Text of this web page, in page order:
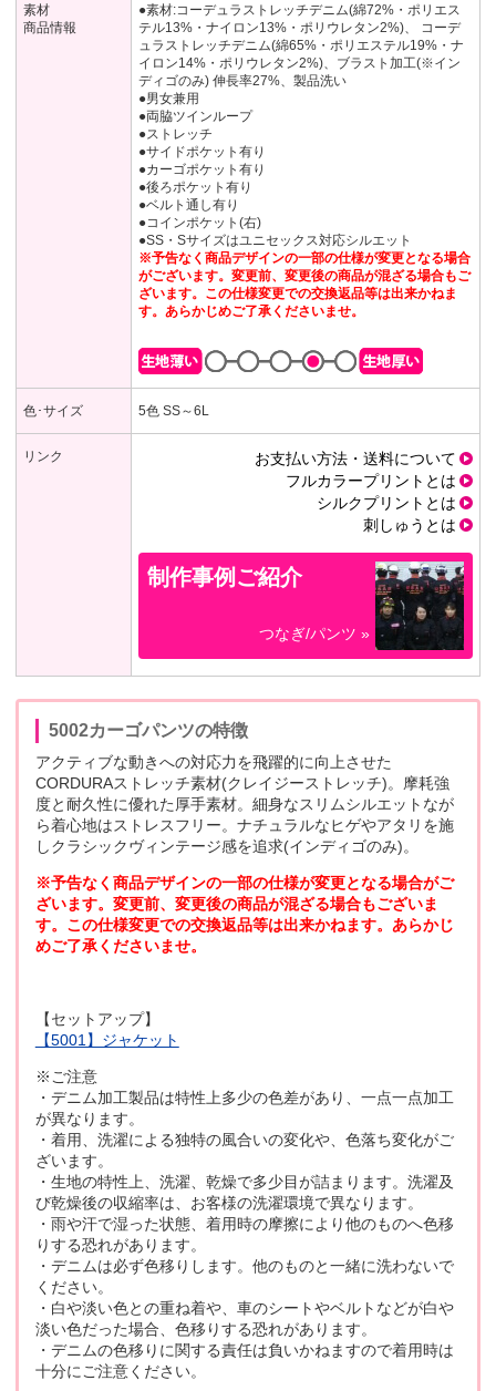
素材
商品情報
●素材:コーデュラストレッチデニム(綿72%・ポリエス
テル13%・ナイロン13%・ポリウレタン2%)、 コーデ
ュラストレッチデニム(綿65%・ポリエステル19%・ナ
イロン14%・ポリウレタン2%)、ブラスト加工(※イン
ディゴのみ) 伸長率27%、製品洗い
●男女兼用
●両脇ツインループ
●ストレッチ
●サイドポケット有り
●カーゴポケット有り
●後ろポケット有り
●ベルト通し有り
●コインポケット(右)
●SS・Sサイズはユニセックス対応シルエット
※予告なく商品デザインの一部の仕様が変更となる場合
がございます。変更前、変更後の商品が混ざる場合もご
ざいます。この仕様変更での交換返品等は出来かねま
す。あらかじめご了承くださいませ。
色･サイズ 5色 SS～6L
リンク
お支払い方法・送料について
フルカラープリントとは
シルクプリントとは
刺しゅうとは
制作事例ご紹介
つなぎ/パンツ »
5002カーゴパンツの特徴
アクティブな動きへの対応力を飛躍的に向上させた
CORDURAストレッチ素材(クレイジーストレッチ)。摩耗強
度と耐久性に優れた厚手素材。細身なスリムシルエットなが
ら着心地はストレスフリー。ナチュラルなヒゲやアタリを施
しクラシックヴィンテージ感を追求(インディゴのみ)。
※予告なく商品デザインの一部の仕様が変更となる場合がご
ざいます。変更前、変更後の商品が混ざる場合もございま
す。この仕様変更での交換返品等は出来かねます。あらかじ
めご了承くださいませ。
【セットアップ】
【5001】ジャケット
※ご注意
・デニム加工製品は特性上多少の色差があり、一点一点加工
が異なります。
・着用、洗濯による独特の風合いの変化や、色落ち変化がご
ざいます。
・生地の特性上、洗濯、乾燥で多少目が詰まります。洗濯及
び乾燥後の収縮率は、お客様の洗濯環境で異なります。
・雨や汗で湿った状態、着用時の摩擦により他のものへ色移
りする恐れがあります。
・デニムは必ず色移りします。他のものと一緒に洗わないで
ください。
・白や淡い色との重ね着や、車のシートやベルトなどが白や
淡い色だった場合、色移りする恐れがあります。
・デニムの色移りに関する責任は負いかねますので着用時は
十分にご注意ください。